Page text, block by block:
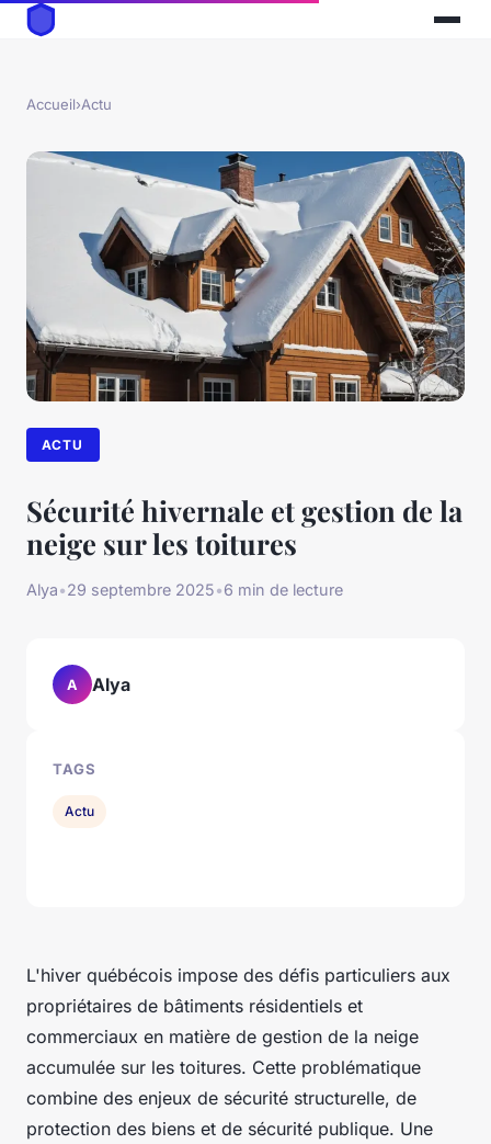
Accueil›Actu
ACTU
Sécurité hivernale et gestion de la
neige sur les toitures
Alya•29 septembre 2025•6 min de lecture
L'hiver québécois impose des défis particuliers aux
propriétaires de bâtiments résidentiels et
commerciaux en matière de gestion de la neige
accumulée sur les toitures. Cette problématique
combine des enjeux de sécurité structurelle, de
protection des biens et de sécurité publique. Une
A Alya
TAGS
Actu